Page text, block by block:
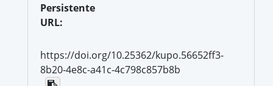
Persistente
URL:
https://doi.org/10.25362/kupo.56652ff3-
8b20-4e8c-a41c-4c798c857b8b